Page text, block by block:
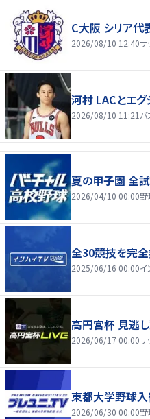
C大阪 シリア代
2026/08/10 12:40サ
河村 LACとエグ
2026/08/10 11:21 バ
夏の甲子園 全
2026/04/10 00:00
全30競技を完全
2025/06/16 00:00イ
高円宮杯 見逃
2026/06/17 00:00サ
東都大学野球入
2026/06/30 00:00